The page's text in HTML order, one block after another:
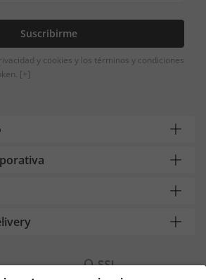
Suscribirme
y cookies y los términos y condiciones
[+]
segura con